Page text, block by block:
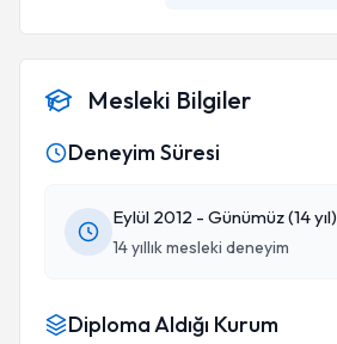
Mesleki Bilgiler
Deneyim Süresi
Eylül 2012 - Günümüz (14 yıl)
14 yıllık mesleki deneyim
Diploma Aldığı Kurum